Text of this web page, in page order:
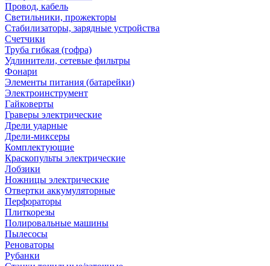
Провод, кабель
Светильники, прожекторы
Стабилизаторы, зарядные устройства
Счетчики
Труба гибкая (гофра)
Удлинители, сетевые фильтры
Фонари
Элементы питания (батарейки)
Электроинструмент
Гайковерты
Граверы электрические
Дрели ударные
Дрели-миксеры
Комплектующие
Краскопульты электрические
Лобзики
Ножницы электрические
Отвертки аккумуляторные
Перфораторы
Плиткорезы
Полировальные машины
Пылесосы
Реноваторы
Рубанки